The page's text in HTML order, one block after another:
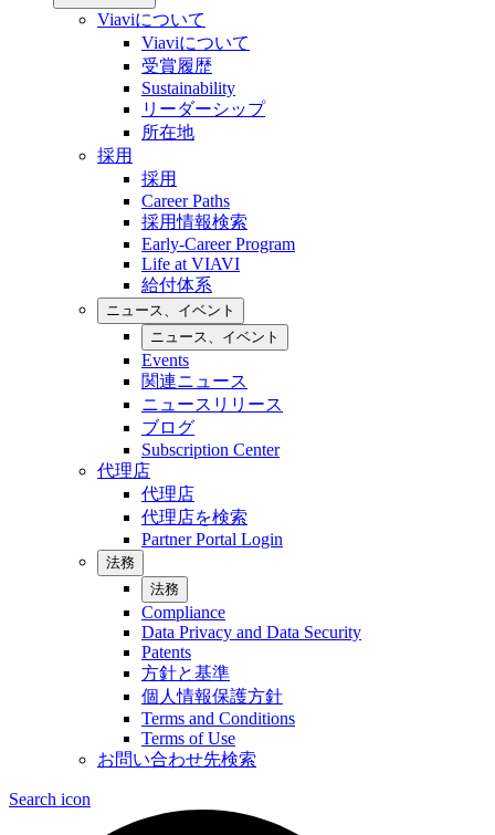
Viaviについて
Viaviについて
受賞履歴
Sustainability
リーダーシップ
所在地
採用
採用
Career Paths
採用情報検索
Early-Career Program
Life at VIAVI
給付体系
ニュース、イベント
ニュース、イベント
Events
関連ニュース
ニュースリリース
ブログ
Subscription Center
代理店
代理店
代理店を検索
Partner Portal Login
法務
法務
Compliance
Data Privacy and Data Security
Patents
方針と基準
個人情報保護方針
Terms and Conditions
Terms of Use
お問い合わせ先検索
Search icon